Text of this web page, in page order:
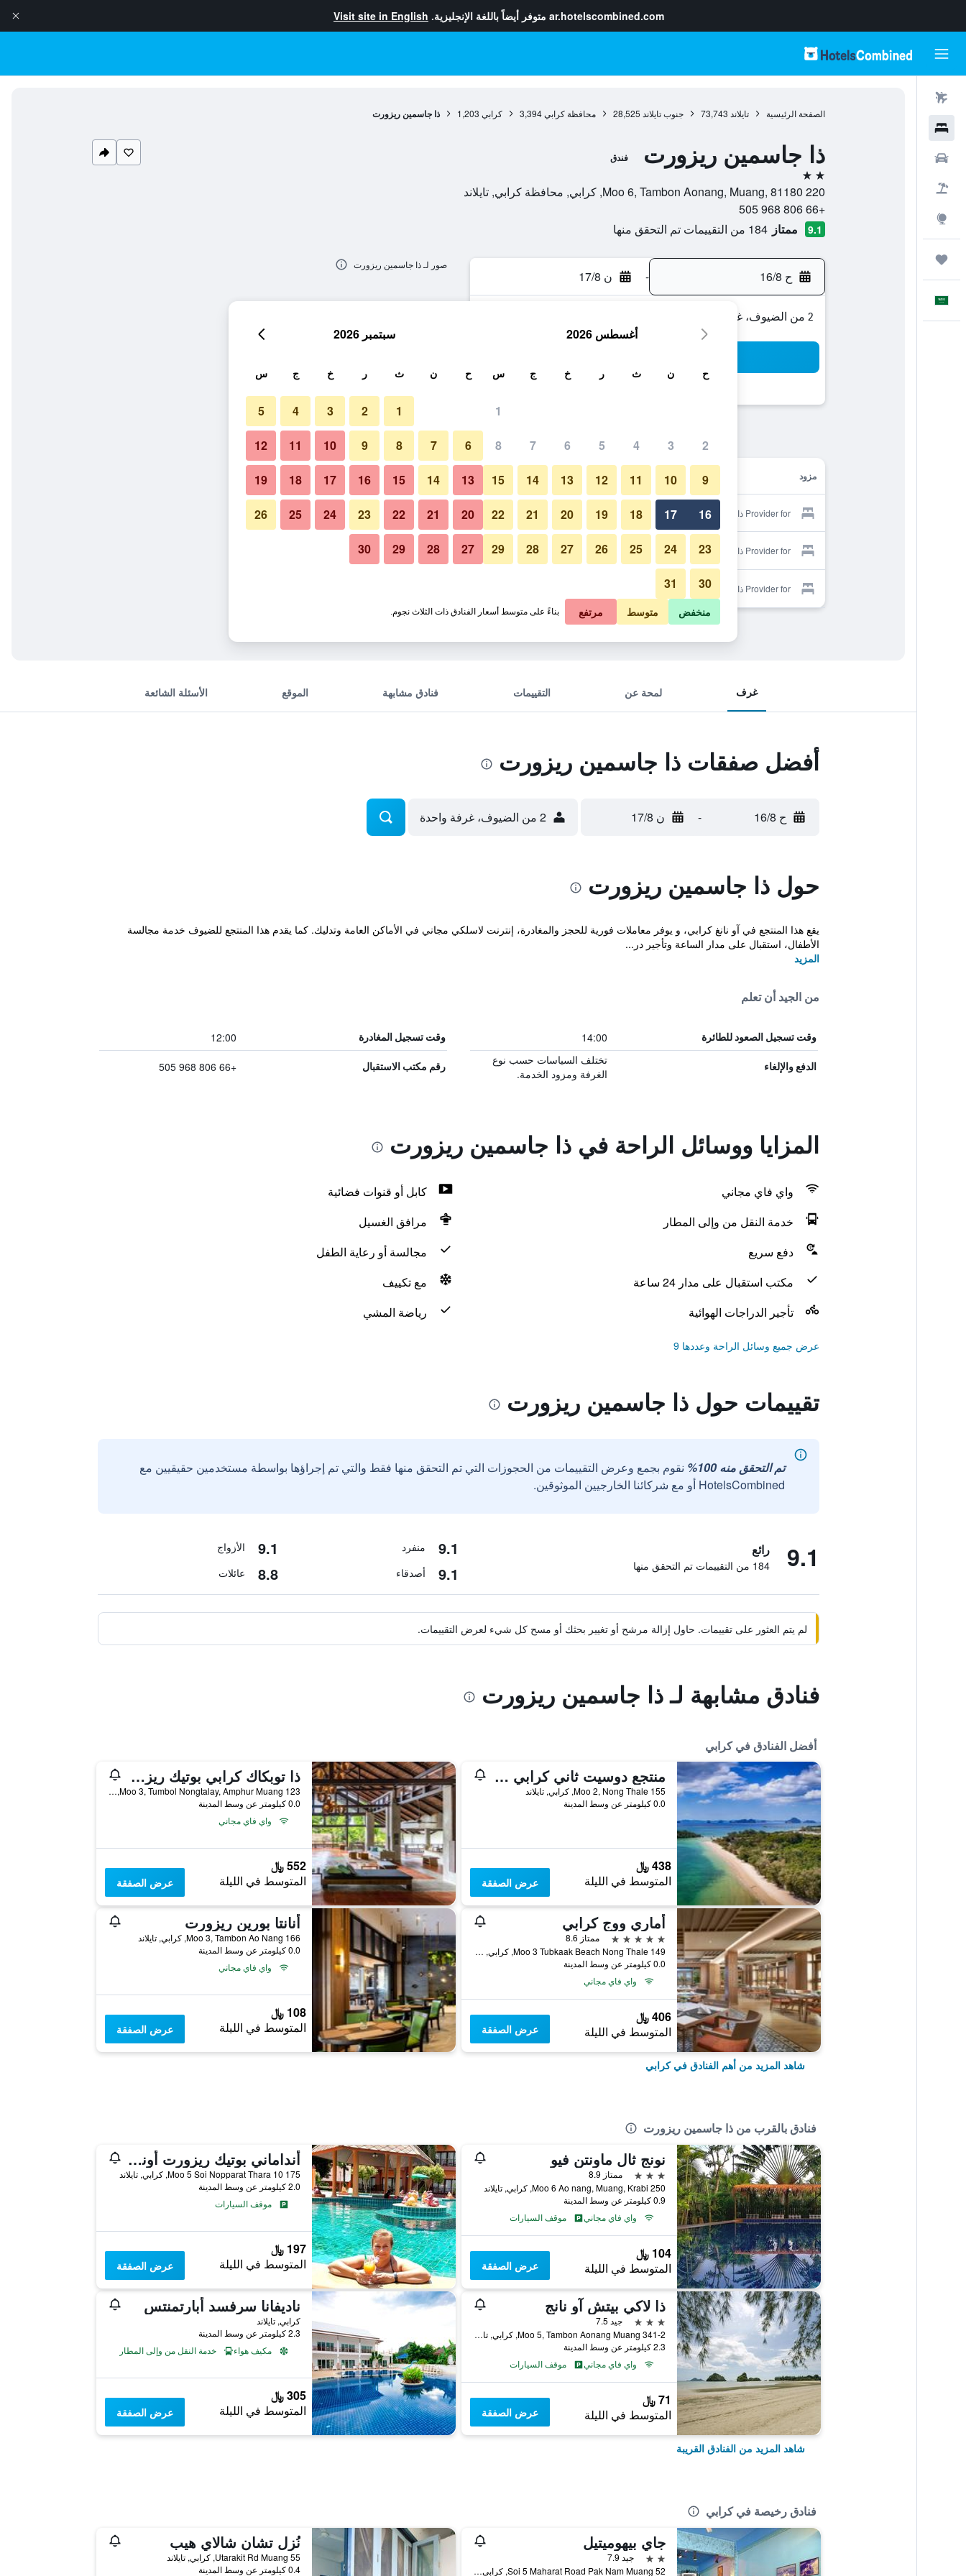
ar.hotelscombined.com متوفر أيضاً باللغة الإنجليزية. Visit site in English
الصفحة الرئيسية تايلاند 73,743 جنوب تايلاند 28,525 محافظة كرابي 3,394 كرابي 1,203 ذا جاسمين ريزورت
ذا جاسمين ريزورت فندق
2 نجمتين
220 Moo 6, Tambon Aonang, Muang, 81180, كرابي, محافظة كرابي, تايلاند
+66 806 968 505
9.1 ممتاز 184 من التقييمات تم التحقق منها
ح 16/8 - ن 17/8
2 من الضيوف، غرفة واحدة
مزود
Provider for ذا جاسمين ريزورت عرض الأسعار
Provider for ذا جاسمين ريزورت عرض الأسعار
Provider for ذا جاسمين ريزورت
صور لـ ذا جاسمين ريزورت
غرف لمحة عن التقييمات فنادق مشابهة الموقع الأسئلة الشائعة
أفضل صفقات ذا جاسمين ريزورت
ح 16/8 - ن 17/8 2 من الضيوف، غرفة واحدة
حول ذا جاسمين ريزورت
يقع هذا المنتجع في آو نانغ كرابي، و يوفر معاملات فورية للحجز والمغادرة، إنترنت لاسلكي مجاني في الأماكن العامة وتدليك. كما يقدم هذا المنتجع للضيوف خدمة مجالسة
الأطفال، استقبال على مدار الساعة وتأجير در...
المزيد
من الجيد أن تعلم
وقت تسجيل الصعود للطائرة 14:00 وقت تسجيل المغادرة 12:00
الدفع والإلغاء
تختلف السياسات حسب نوع
الغرفة ومزود الخدمة.
رقم مكتب الاستقبال +66 806 968 505
المزايا ووسائل الراحة في ذا جاسمين ريزورت
واي فاي مجاني
كابل أو قنوات فضائية
خدمة النقل من وإلى المطار
مرافق الغسيل
دفع سريع
مجالسة أو رعاية الطفل
مكتب استقبال على مدار 24 ساعة
مع تكييف
تأجير الدراجات الهوائية
رياضة المشي
عرض جميع وسائل الراحة وعددها 9
تقييمات حول ذا جاسمين ريزورت
تم التحقق منه 100%
نقوم بجمع وعرض التقييمات من الحجوزات التي تم التحقق منها فقط والتي تم إجراؤها بواسطة مستخدمين حقيقيين مع
HotelsCombined أو مع شركائنا الخارجيين الموثوقين.
9.1 رائع
184 من التقييمات تم التحقق منها
9.1 منفرد 9.1 الأزواج
9.1 أصدقاء 8.8 عائلات
لم يتم العثور على تقييمات. حاول إزالة مرشح أو تغيير بحثك أو مسح كل شيء لعرض التقييمات.
فنادق مشابهة لـ ذا جاسمين ريزورت
أفضل الفنادق في كرابي
منتجع دوسيت ثاني كرابي بيتش
155 Moo 2, Nong Thale, كرابي, تايلاند
0.0 كيلومتر عن وسط المدينة
438 ﷼
المتوسط في الليلة عرض الصفقة
ذا توبكاك كرابي بوتيك ريزورت
123 Moo 3, Tumbol Nongtalay, Amphur Muang, كرابي, تايلاند
0.0 كيلومتر عن وسط المدينة
واي فاي مجاني
552 ﷼
المتوسط في الليلة عرض الصفقة
أماري ووج كرابي
5 نجوم
ممتاز 8.6
149 Moo 3 Tubkaak Beach Nong Thale, كرابي, تايلاند
0.0 كيلومتر عن وسط المدينة
واي فاي مجاني
406 ﷼
المتوسط في الليلة عرض الصفقة
أنانتا بورين ريزورت
166 Moo 3, Tambon Ao Nang, كرابي, تايلاند
0.0 كيلومتر عن وسط المدينة
واي فاي مجاني
108 ﷼
المتوسط في الليلة عرض الصفقة
شاهد المزيد من أهم الفنادق في كرابي
فنادق بالقرب من ذا جاسمين ريزورت
نونج ثال ماونتن فيو
3 نجوم
ممتاز 8.9
250 Moo 6 Ao nang, Muang, Krabi, كرابي, تايلاند
0.9 كيلومتر عن وسط المدينة
واي فاي مجاني
موقف السيارات
104 ﷼
المتوسط في الليلة عرض الصفقة
أنداماني بوتيك ريزورت أونانغ كرابي
175 Moo 5 Soi Nopparat Thara 10, كرابي, تايلاند
2.0 كيلومتر عن وسط المدينة
موقف السيارات
197 ﷼
المتوسط في الليلة عرض الصفقة
ذا لاكي بيتش آو نانج
3 نجوم
جيد 7.5
341-2 Moo 5, Tambon Aonang Muang, كرابي, تايلاند
2.3 كيلومتر عن وسط المدينة
واي فاي مجاني
موقف السيارات
71 ﷼
المتوسط في الليلة عرض الصفقة
ناديفانا سرفسد أبارتمنتس
كرابي, تايلاند
2.3 كيلومتر عن وسط المدينة
مكيف هواء
خدمة النقل من وإلى المطار
305 ﷼
المتوسط في الليلة عرض الصفقة
شاهد المزيد من الفنادق القريبة
فنادق رخيصة في كرابي
جاي بيهوميتيل
2 نجمتين
جيد 7.9
52 Soi 5 Maharat Road Pak Nam Muang, كرابي, تايلاند
نُزل تشان شالاي هيب
55 Utarakit Rd Muang, كرابي, تايلاند
0.4 كيلومتر عن وسط المدينة
أغسطس 2026
ح ن ث ر خ ج س
1
2
3
4
5
6
7
8
9
10
11
12
13
14
15
16
17
18
19
20
21
22
23
24
25
26
27
28
29
30
31
سبتمبر 2026
ح ن ث ر خ ج س
1
2
3
4
5
6
7
8
9
10
11
12
13
14
15
16
17
18
19
20
21
22
23
24
25
26
27
28
29
30
منخفض متوسط مرتفع بناءً على متوسط أسعار الفنادق ذات الثلاث نجوم.